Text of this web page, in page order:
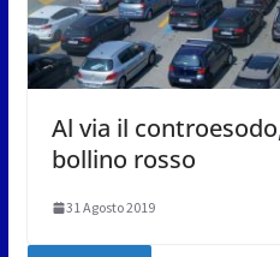
Al via il
bollino rosso
31 Agosto 2019